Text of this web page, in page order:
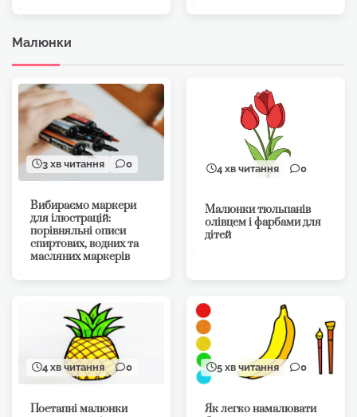
Малюнки
3 хв читання 0
Вибираємо маркери
для ілюстрацій:
порівняльні описи
спиртових, водних та
масляних маркерів
4 хв читання 0
Малюнки тюльпанів
олівцем і фарбами для
дітей
4 хв читання 0
Поетапні малюнки
5 хв читання 0
Як легко намалювати